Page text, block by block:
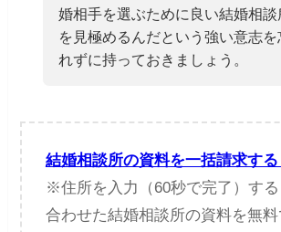
婚相手を選ぶために良い結婚相談
を見極めるんだという強い意志を
れずに持っておきましょう。
結婚相談所の資料を一括請求する
※住所を入力（60秒で完了）す
合わせた結婚相談所の資料を無